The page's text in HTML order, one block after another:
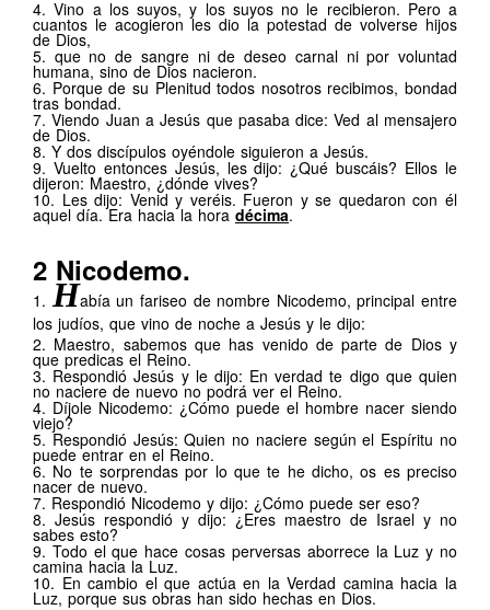
4. Vino a los suyos, y los suyos no le recibieron. Pero a
cuantos le acogieron les dio la potestad de volverse hijos
de Dios,
5. que no de sangre ni de deseo carnal ni por voluntad
humana, sino de Dios nacieron.
6. Porque de su Plenitud todos nosotros recibimos, bondad
tras bondad.
7. Viendo Juan a Jesús que pasaba dice: Ved al mensajero
de Dios.
8. Y dos discípulos oyéndole siguieron a Jesús.
9. Vuelto entonces Jesús, les dijo: ¿Qué buscáis? Ellos le
dijeron: Maestro, ¿dónde vives?
10. Les dijo: Venid y veréis. Fueron y se quedaron con él
aquel día. Era hacia la hora décima.
2 Nicodemo.
1. Había un fariseo de nombre Nicodemo, principal entre
los judíos, que vino de noche a Jesús y le dijo:
2. Maestro, sabemos que has venido de parte de Dios y
que predicas el Reino.
3. Respondió Jesús y le dijo: En verdad te digo que quien
no naciere de nuevo no podrá ver el Reino.
4. Díjole Nicodemo: ¿Cómo puede el hombre nacer siendo
viejo?
5. Respondió Jesús: Quien no naciere según el Espíritu no
puede entrar en el Reino.
6. No te sorprendas por lo que te he dicho, os es preciso
nacer de nuevo.
7. Respondió Nicodemo y dijo: ¿Cómo puede ser eso?
8. Jesús respondió y dijo: ¿Eres maestro de Israel y no
sabes esto?
9. Todo el que hace cosas perversas aborrece la Luz y no
camina hacia la Luz.
10. En cambio el que actúa en la Verdad camina hacia la
Luz, porque sus obras han sido hechas en Dios.